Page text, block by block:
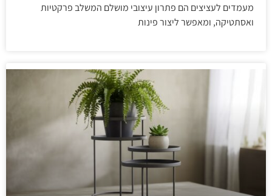
מעמדים לעציצים הם פתרון עיצובי מושלם המשלב פרקטיות
ואסתטיקה, ומאפשר ליצור פינות